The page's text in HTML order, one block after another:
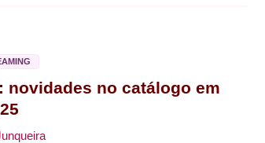
novidades no catálogo em